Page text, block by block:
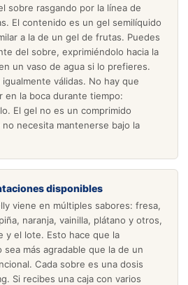
sobre rasgando por la línea de
El contenido es un gel semilíquido
a la de un gel de frutas. Puedes
del sobre, exprimiéndolo hacia la
un vaso de agua si lo prefieres.
válidas. No hay que
en la boca durante tiempo:
El gel no es un comprimido
necesita mantenerse bajo la
disponibles
viene en múltiples sabores: fresa,
naranja, vainilla, plátano y otros,
y el lote. Esto hace que la
más agradable que la de un
Cada sobre es una dosis
Si recibes una caja con varios